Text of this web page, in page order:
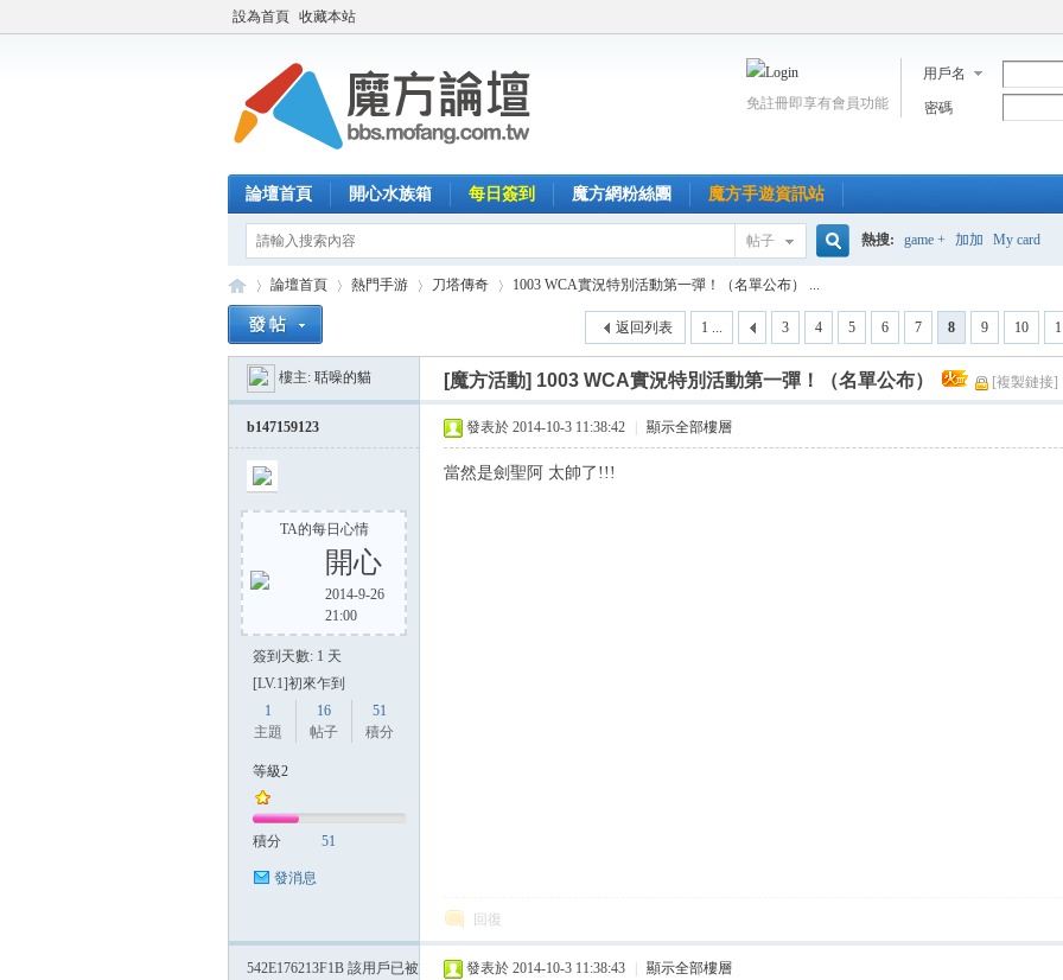
設為首頁 收藏本站
用戶名
密碼
免註冊即享有會員功能
論壇首頁 開心水族箱 每日簽到 魔方網粉絲團 魔方手遊資訊站
帖子 熱搜: game + 加加 My card
方
»
論壇首頁 熱門手游 刀塔傳奇
›
1003 WCA實況特別活動第一彈！（名單公布） ...
1 ... 3 4 5 6 7 8 9 10
返回列表
樓主: 聒噪的貓 [魔方活動] 1003 WCA實況特別活動第一彈！（名單公布） [複製鏈接]
b147159123
TA的每日心情
開心
2014-9-26
21:00
簽到天數: 1 天
[LV.1]初來乍到
1
主題
16
帖子
51
積分
等級2
積分 51
發消息
發表於 2014-10-3 11:38:42 顯示全部樓層
當然是劍聖阿 太帥了!!!
回復
542E176213F1B 該用戶已被
發表於 2014-10-3 11:38:43 顯示全部樓層